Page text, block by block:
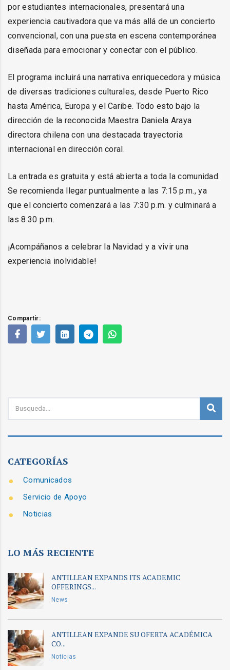
por estudiantes internacionales, presentará una
experiencia cautivadora que va más allá de un concierto
convencional, con una puesta en escena contemporánea
diseñada para emocionar y conectar con el público.
El programa incluirá una narrativa enriquecedora y música
de diversas tradiciones culturales, desde Puerto Rico
hasta América, Europa y el Caribe. Todo esto bajo la
dirección de la reconocida Maestra Daniela Araya
directora chilena con una destacada trayectoria
internacional en dirección coral.
La entrada es gratuita y está abierta a toda la comunidad.
Se recomienda llegar puntualmente a las 7:15 p.m., ya
que el concierto comenzará a las 7:30 p.m. y culminará a
las 8:30 p.m.
¡Acompáñanos a celebrar la Navidad y a vivir una
experiencia inolvidable!
CATEGORÍAS
Comunicados
Servicio de Apoyo
Noticias
LO MÁS RECIENTE
ANTILLEAN EXPANDS ITS ACADEMIC
OFFERINGS...
News
ANTILLEAN EXPANDE SU OFERTA ACADÉMICA
CO...
Noticias